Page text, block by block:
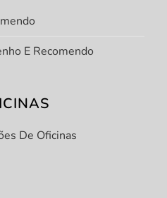
E Recomendo
De Oficinas